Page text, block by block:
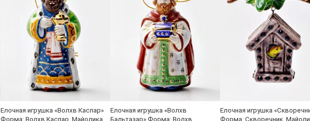
Елочная игрушка «Волхв Каспар»
Форма: Волхв Каспар. Майолика.
Елочная игрушка «Волхв
Бальтазар» Форма: Волхв
Елочная игрушка
Форма: Скворечник.